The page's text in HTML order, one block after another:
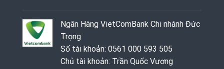
Ngân Hàng VietComBank Chi nhánh Đức
Trọng
Số tài khoản: 0561 000 593 505
Chủ tài khoản: Trần Quốc Vương